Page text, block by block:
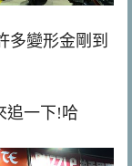
多變形金剛到
追一下!哈